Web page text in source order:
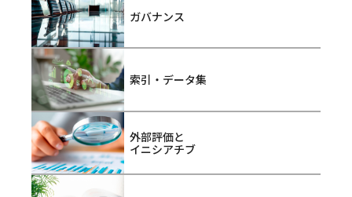
ガバナンス
索引・データ集
外部評価と
イニシアチブ